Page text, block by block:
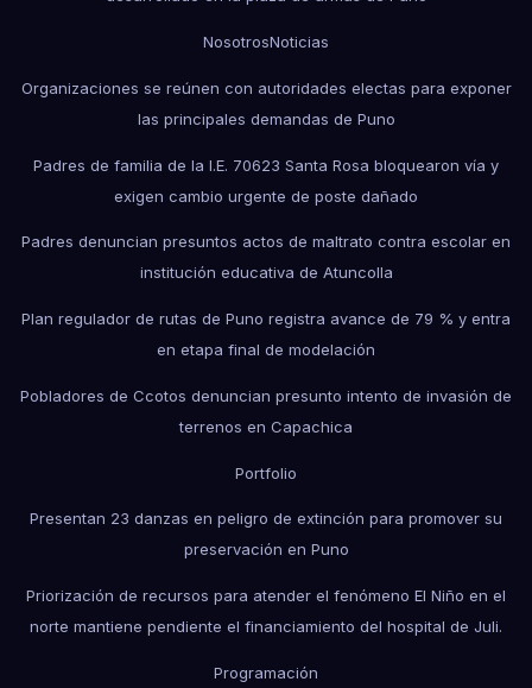
NosotrosNoticias
Organizaciones se reúnen con autoridades electas para exponer
las principales demandas de Puno
Padres de familia de la I.E. 70623 Santa Rosa bloquearon vía y
exigen cambio urgente de poste dañado
Padres denuncian presuntos actos de maltrato contra escolar en
institución educativa de Atuncolla
Plan regulador de rutas de Puno registra avance de 79 % y entra
en etapa final de modelación
Pobladores de Ccotos denuncian presunto intento de invasión de
terrenos en Capachica
Portfolio
Presentan 23 danzas en peligro de extinción para promover su
preservación en Puno
Priorización de recursos para atender el fenómeno El Niño en el
norte mantiene pendiente el financiamiento del hospital de Juli.
Programación